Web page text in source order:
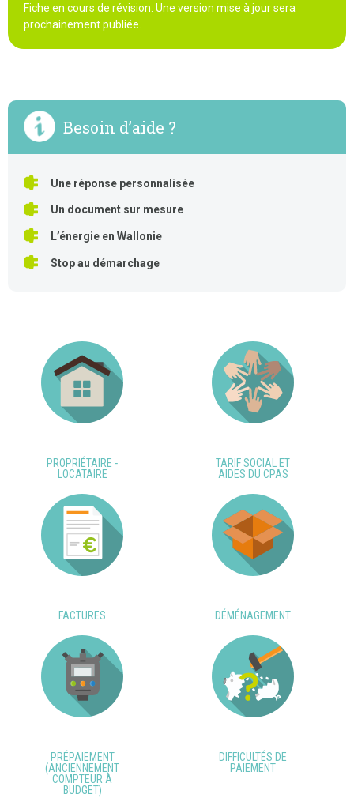
Fiche en cours de révision. Une version mise à jour sera
prochainement publiée.
Besoin d’aide ?
Une réponse personnalisée
Un document sur mesure
L’énergie en Wallonie
Stop au démarchage
PROPRIÉTAIRE -
LOCATAIRE
TARIF SOCIAL ET
AIDES DU CPAS
FACTURES DÉMÉNAGEMENT
PRÉPAIEMENT
(ANCIENNEMENT
COMPTEUR À
BUDGET)
DIFFICULTÉS DE
PAIEMENT